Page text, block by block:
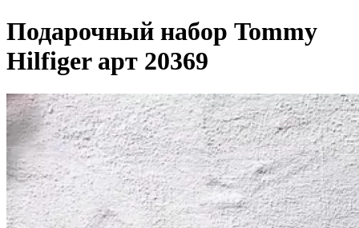
Подарочный набор Tommy
Hilfiger арт 20369